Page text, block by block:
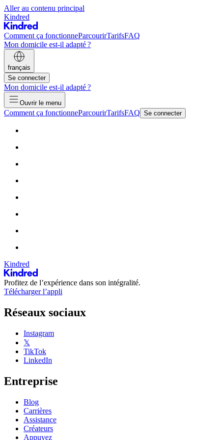
Aller au contenu principal
Kindred
Comment ça fonctionneParcourirTarifsFAQ
Mon domicile est-il adapté ?
français
Se connecter
Mon domicile est-il adapté ?
Ouvrir le menu
Comment ça fonctionneParcourirTarifsFAQ Se connecter
Kindred
Profitez de l’expérience dans son intégralité.
Télécharger l’appli
Réseaux sociaux
Instagram
𝕏
TikTok
LinkedIn
Entreprise
Blog
Carrières
Assistance
Créateurs
Appuyez